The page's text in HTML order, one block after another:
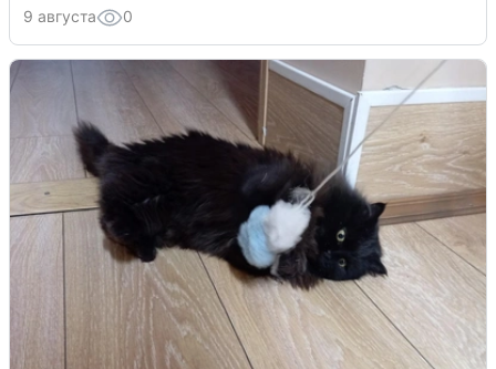
9 августа 0